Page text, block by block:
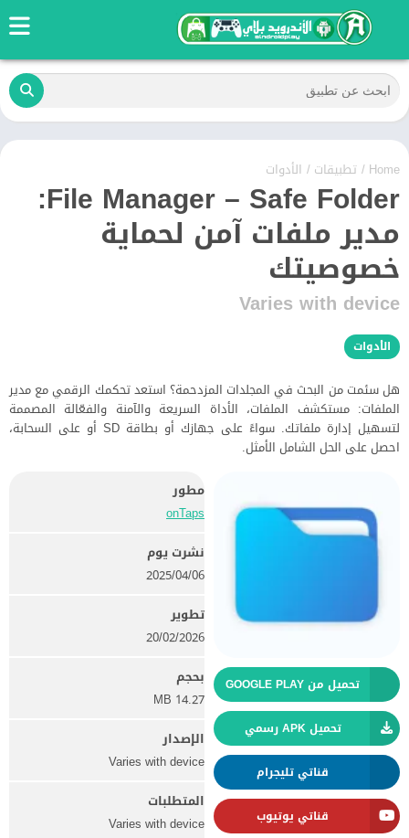
Home
/ تطبيقات / الأدوات
File Manager – Safe Folder:
مدير ملفات آمن لحماية
خصوصيتك
Varies with device
الأدوات
هل سئمت من البحث في المجلدات المزدحمة؟ استعد تحكمك الرقمي مع مدير
الملفات: مستكشف الملفات، الأداة السريعة والآمنة والفعّالة المصممة
لتسهيل إدارة ملفاتك. سواءً على جهازك أو بطاقة SD أو على السحابة،
احصل على الحل الشامل الأمثل.
تحميل من GOOGLE PLAY
تحميل APK رسمي
قناتي تليجرام
قناتي يوتيوب
مطور
onTaps
نشرت يوم
06‏/04‏/2025
تطوير
20/02/2026
بحجم
14.27 MB
الإصدار
Varies with device
المتطلبات
Varies with device